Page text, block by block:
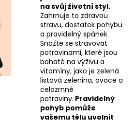
na svůj životní styl.
Zahrnuje to zdravou
stravu, dostatek pohybu
a pravidelný spánek.
Snažte se stravovat
potravinami, které jsou
bohaté na výživu a
vitamíny, jako je zelená
listová zelenina, ovoce a
celozrnné
potraviny. Pravidelný
pohyb pomůže
vašemu tělu uvolnit